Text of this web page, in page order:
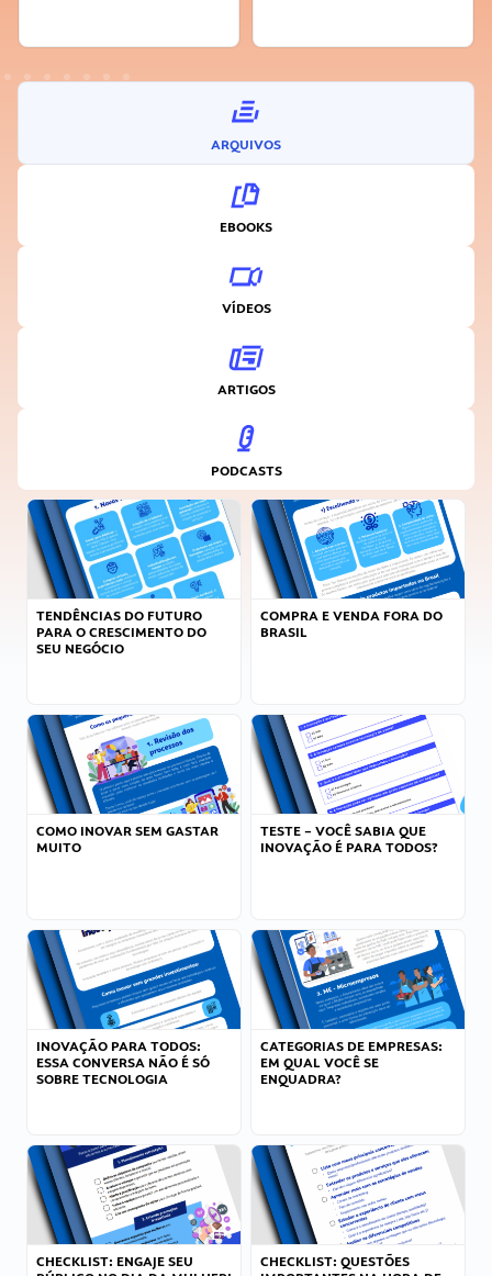
ARQUIVOS
EBOOKS
VÍDEOS
ARTIGOS
PODCASTS
TENDÊNCIAS DO FUTURO
PARA O CRESCIMENTO DO
SEU NEGÓCIO
COMPRA E VENDA FORA DO
BRASIL
COMO INOVAR SEM GASTAR
MUITO
TESTE – VOCÊ SABIA QUE
INOVAÇÃO É PARA TODOS?
INOVAÇÃO PARA TODOS:
ESSA CONVERSA NÃO É SÓ
SOBRE TECNOLOGIA
CATEGORIAS DE EMPRESAS:
EM QUAL VOCÊ SE
ENQUADRA?
CHECKLIST: ENGAJE SEU
CHECKLIST: QUESTÕES